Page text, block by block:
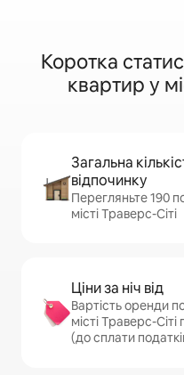
Коротка
квартир у
Загальна
відпочинку
Перегляньте 190
місті Траверс-Сіті
Ціни за ніч від
Вартість оренди
місті Траверс-
(до сплати